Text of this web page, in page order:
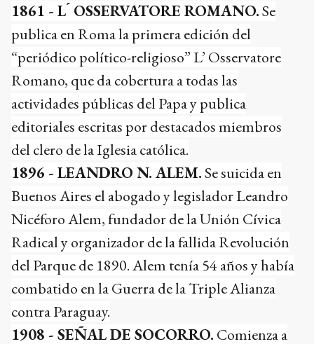
1861 - L ́ OSSERVATORE ROMANO.Se
publica en Roma la primera edición del
“periódico político-religioso” L’ Osservatore
Romano, que da cobertura a todas las
actividades públicas del Papa y publica
editoriales escritas por destacados miembros
del clero de la Iglesia católica.
1896 - LEANDRO N. ALEM.Se suicida en
Buenos Aires el abogado y legislador Leandro
Nicéforo Alem, fundador de la Unión Cívica
Radical y organizador de la fallida Revolución
del Parque de 1890. Alem tenía 54 años y había
combatido en la Guerra de la Triple Alianza
contra Paraguay.
1908 - SEÑAL DE SOCORRO. Comienza a